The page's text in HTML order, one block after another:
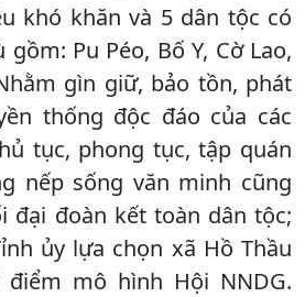
khó khăn và 5 dân tộc có
Pu Péo, Bố Y, Cờ Lao,
gìn giữ, bảo tồn, phát
thống độc đáo của các
tục, phong tục, tập quán
nếp sống văn minh cũng
đại đoàn kết toàn dân tộc;
ủy lựa chọn xã Hồ Thầu
mô hình Hội NNDG.